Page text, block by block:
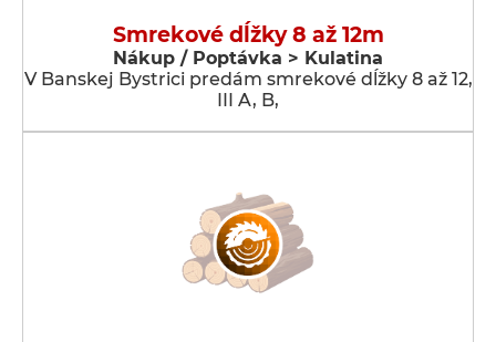
Smrekové dĺžky 8 až 12m
Nákup / Poptávka > Kulatina
V Banskej Bystrici predám smrekové dĺžky 8 až 12,
III A, B,